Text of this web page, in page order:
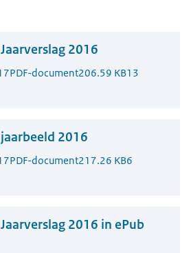
2016
PDF-document206.59 KB13
2016
PDF-document217.26 KB6
2016 in ePub